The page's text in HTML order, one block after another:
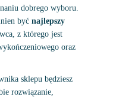
dobrego wyboru.
być najlepszy
z którego jest
oraz
sklepu będziesz
rozwiązanie,